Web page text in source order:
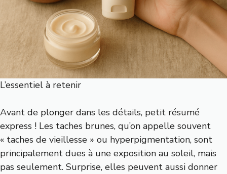
L’essentiel à retenir
Avant de plonger dans les détails, petit résumé
express ! Les taches brunes, qu’on appelle souvent
« taches de vieillesse » ou hyperpigmentation, sont
principalement dues à une exposition au soleil, mais
pas seulement. Surprise, elles peuvent aussi donner